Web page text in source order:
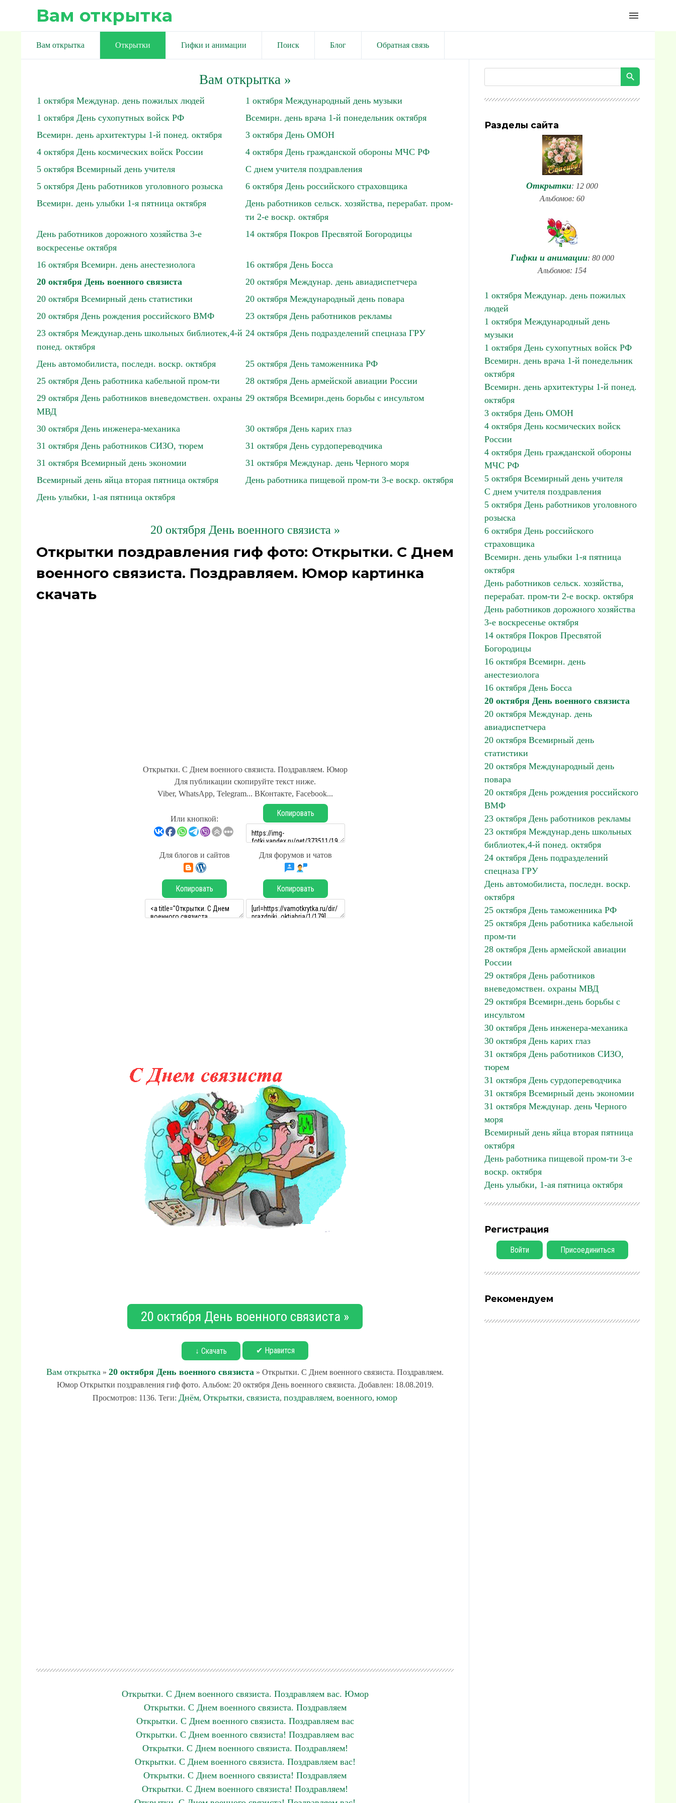
Вам открытка menu
Вам открытка Открытки Гифки и анимации Поиск Блог Обратная связь
Вам открытка»
1 октября Междунар. день пожилых людей
1 октября Международный день музыки
1 октября День сухопутных войск РФ
Всемирн. день врача 1-й понедельник октября
Всемирн. день архитектуры 1-й понед. октября
3 октября День ОМОН
4 октября День космических войск России
4 октября День гражданской обороны МЧС РФ
5 октября Всемирный день учителя
С днем учителя поздравления
5 октября День работников уголовного розыска
6 октября День российского страховщика
Всемирн. день улыбки 1-я пятница октября
День работников сельск. хозяйства, перерабат. пром-
ти 2-е воскр. октября
День работников дорожного хозяйства 3-е
воскресенье октября
14 октября Покров Пресвятой Богородицы
16 октября Всемирн. день анестезиолога
16 октября День Босса
20 октября День военного связиста
20 октября Междунар. день авиадиспетчера
20 октября Всемирный день статистики
20 октября Международный день повара
20 октября День рождения российского ВМФ
23 октября День работников рекламы
23 октября Междунар.день школьных библиотек,4-й
понед. октября
24 октября День подразделений спецназа ГРУ
День автомобилиста, последн. воскр. октября
25 октября День таможенника РФ
25 октября День работника кабельной пром-ти
28 октября День армейской авиации России
29 октября День работников вневедомствен. охраны
МВД
29 октября Всемирн.день борьбы с инсультом
30 октября День инженера-механика
30 октября День карих глаз
31 октября День работников СИЗО, тюрем
31 октября День сурдопереводчика
31 октября Всемирный день экономии
31 октября Междунар. день Черного моря
Всемирный день яйца вторая пятница октября
День работника пищевой пром-ти 3-е воскр. октября
День улыбки, 1-ая пятница октября
20 октября День военного связиста »
Открытки поздравления гиф фото: Открытки. С Днем
военного связиста. Поздравляем. Юмор картинка
скачать
Открытки. С Днем военного связиста. Поздравляем. Юмор
Для публикации скопируйте текст ниже.
Viber, WhatsApp, Telegram... ВКонтакте, Facebook...
Или кнопкой:
Копировать
Для блогов и сайтов Для форумов и чатов
Копировать Копировать
20 октября День военного связиста »
↓ Скачать ✔ Нравится
Вам открытка » 20 октября День военного связиста » Открытки. С Днем военного связиста. Поздравляем.
Юмор Открытки поздравления гиф фото. Альбом: 20 октября День военного связиста. Добавлен: 18.08.2019.
Просмотров: 1136. Теги: Днём, Открытки, связиста, поздравляем, военного, юмор
Открытки. С Днем военного связиста. Поздравляем вас. Юмор
Открытки. С Днем военного связиста. Поздравляем
Открытки. С Днем военного связиста. Поздравляем вас
Открытки. С Днем военного связиста! Поздравляем вас
Открытки. С Днем военного связиста. Поздравляем!
Открытки. С Днем военного связиста. Поздравляем вас!
Открытки. С Днем военного связиста! Поздравляем
Открытки. С Днем военного связиста! Поздравляем!
Разделы сайта
Открытки: 12 000
Альбомов: 60
Гифки и анимации: 80 000
Альбомов: 154
1 октября Междунар. день пожилых
людей
1 октября Международный день
музыки
1 октября День сухопутных войск РФ
Всемирн. день врача 1-й понедельник
октября
Всемирн. день архитектуры 1-й понед.
октября
3 октября День ОМОН
4 октября День космических войск
России
4 октября День гражданской обороны
МЧС РФ
5 октября Всемирный день учителя
С днем учителя поздравления
5 октября День работников уголовного
розыска
6 октября День российского
страховщика
Всемирн. день улыбки 1-я пятница
октября
День работников сельск. хозяйства,
перерабат. пром-ти 2-е воскр. октября
День работников дорожного хозяйства
3-е воскресенье октября
14 октября Покров Пресвятой
Богородицы
16 октября Всемирн. день
анестезиолога
16 октября День Босса
20 октября День военного связиста
20 октября Междунар. день
авиадиспетчера
20 октября Всемирный день
статистики
20 октября Международный день
повара
20 октября День рождения российского
ВМФ
23 октября День работников рекламы
23 октября Междунар.день школьных
библиотек,4-й понед. октября
24 октября День подразделений
спецназа ГРУ
День автомобилиста, последн. воскр.
октября
25 октября День таможенника РФ
25 октября День работника кабельной
пром-ти
28 октября День армейской авиации
России
29 октября День работников
вневедомствен. охраны МВД
29 октября Всемирн.день борьбы с
инсультом
30 октября День инженера-механика
30 октября День карих глаз
31 октября День работников СИЗО,
тюрем
31 октября День сурдопереводчика
31 октября Всемирный день экономии
31 октября Междунар. день Черного
моря
Всемирный день яйца вторая пятница
октября
День работника пищевой пром-ти 3-е
воскр. октября
День улыбки, 1-ая пятница октября
Регистрация
Войти Присоединиться
Рекомендуем